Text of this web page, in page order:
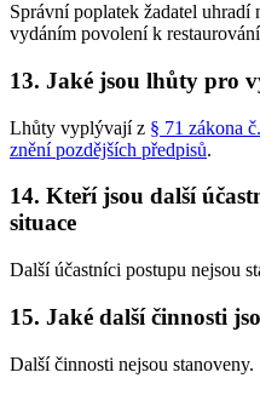
Správní poplatek žadatel
vydáním povolení k
13. Jaké jsou lhůty pro
Lhůty vyplývají z § 71 zákona
znění pozdějších předpisů.
14. Kteří jsou další
situace
Další účastníci postupu nejsou
15. Jaké další činnosti
Další činnosti nejsou stanoveny.